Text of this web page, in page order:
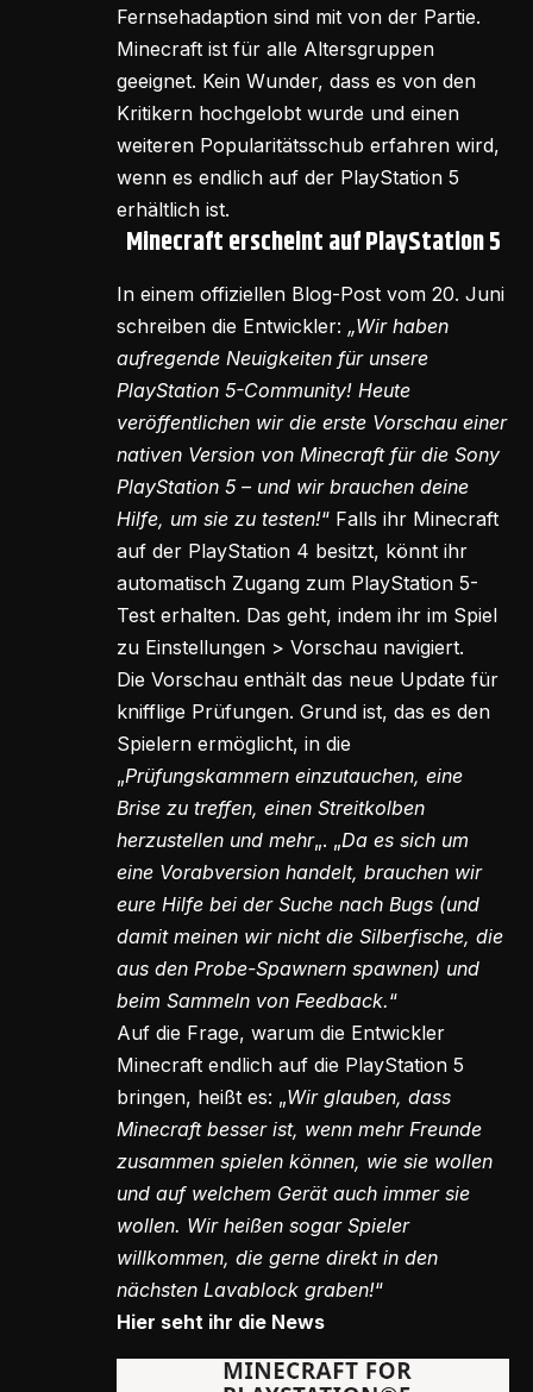
Fernsehadaption sind mit von der Partie.
Minecraft ist für alle Altersgruppen
geeignet. Kein Wunder, dass es von den
Kritikern hochgelobt wurde und einen
weiteren Popularitätsschub erfahren wird,
wenn es endlich auf der PlayStation 5
erhältlich ist.
Minecraft erscheint auf PlayStation 5
In einem offiziellen Blog-Post vom 20. Juni
schreiben die Entwickler: „Wir haben
aufregende Neuigkeiten für unsere
PlayStation 5-Community! Heute
veröffentlichen wir die erste Vorschau einer
nativen Version von Minecraft für die Sony
PlayStation 5 – und wir brauchen deine
Hilfe, um sie zu testen!“ Falls ihr Minecraft
auf der PlayStation 4 besitzt, könnt ihr
automatisch Zugang zum PlayStation 5-
Test erhalten. Das geht, indem ihr im Spiel
zu Einstellungen > Vorschau navigiert.
Die Vorschau enthält das neue Update für
knifflige Prüfungen. Grund ist, das es den
Spielern ermöglicht, in die
„Prüfungskammern einzutauchen, eine
Brise zu treffen, einen Streitkolben
herzustellen und mehr„. „Da es sich um
eine Vorabversion handelt, brauchen wir
eure Hilfe bei der Suche nach Bugs (und
damit meinen wir nicht die Silberfische, die
aus den Probe-Spawnern spawnen) und
beim Sammeln von Feedback.“
Auf die Frage, warum die Entwickler
Minecraft endlich auf die PlayStation 5
bringen, heißt es: „Wir glauben, dass
Minecraft besser ist, wenn mehr Freunde
zusammen spielen können, wie sie wollen
und auf welchem Gerät auch immer sie
wollen. Wir heißen sogar Spieler
willkommen, die gerne direkt in den
nächsten Lavablock graben!“
Hier seht ihr die News